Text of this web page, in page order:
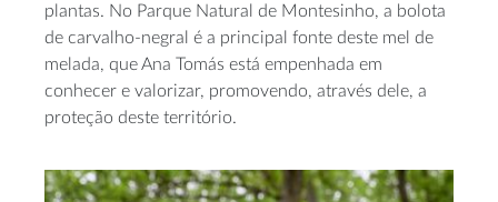
plantas. No Parque Natural de Montesinho, a bolota
de carvalho-negral é a principal fonte deste mel de
melada, que Ana Tomás está empenhada em
conhecer e valorizar, promovendo, através dele, a
proteção deste território.